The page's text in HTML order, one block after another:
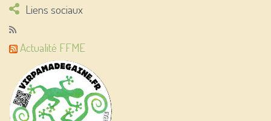
Liens sociaux
Actualité FFME